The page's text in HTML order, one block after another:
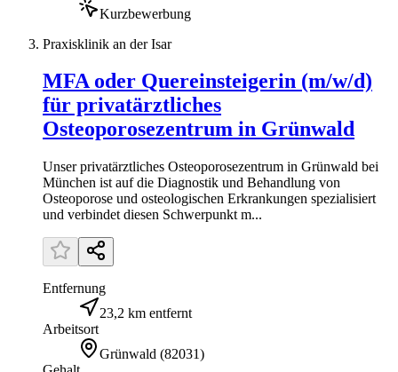
Kurzbewerbung
Praxisklinik an der Isar
MFA oder Quereinsteigerin (m/w/d)
für privatärztliches
Osteoporosezentrum in Grünwald
Unser privatärztliches Osteoporosezentrum in Grünwald bei
München ist auf die Diagnostik und Behandlung von
Osteoporose und osteologischen Erkrankungen spezialisiert
und verbindet diesen Schwerpunkt m...
Entfernung
23,2 km entfernt
Arbeitsort
Grünwald (82031)